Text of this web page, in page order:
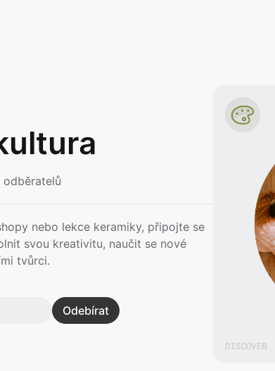
odběratelů
nebo lekce keramiky, připojte se
svou kreativitu, naučit se nové
tvůrci.
Odebírat